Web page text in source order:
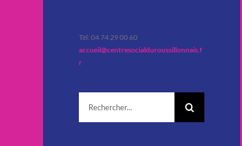
Tèl: 04 74 29 00 60
accueil@centresocialduroussillonnais.f
r